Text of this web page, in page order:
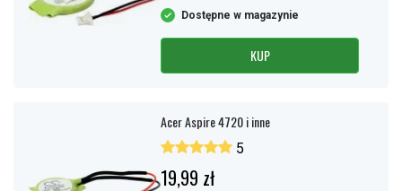
Dostępne w magazynie
KUP
Acer Aspire 4720 i inne
5
19,99 zł